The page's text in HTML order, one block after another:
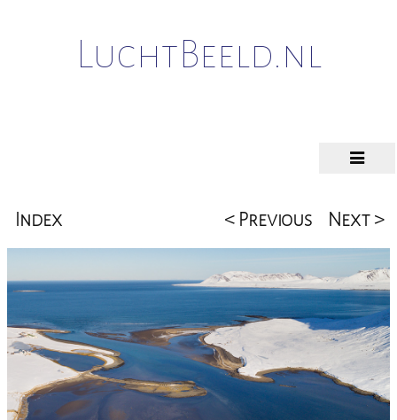
LuchtBeeld.nl
Index < Previous Next >